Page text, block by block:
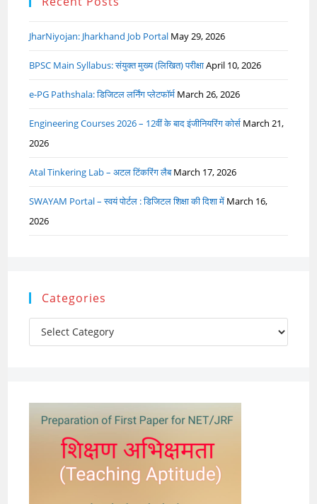
JharNiyojan: Jharkhand Job Portal May 29, 2026
BPSC Main Syllabus: संयुक्त मुख्य (लिखित) परीक्षाApril 10, 2026
e-PG Pathshala: डिजिटल लर्निंग प्लेटफॉर्म March 26, 2026
Engineering Courses 2026 – 12वीं के बाद इंजीनियरिंग कोर्स March 21,
2026
Atal Tinkering Lab – अटल टिंकरिंग लैब March 17, 2026
SWAYAM Portal – स्वयं पोर्टल : डिजिटल शिक्षा की दिशा में March 16,
2026
Categories
Categories